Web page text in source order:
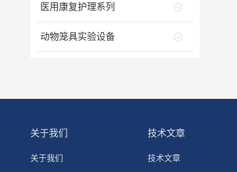
医用康复护理系列
动物笼具实验设备
关于我们
关于我们
技术文章
技术文章